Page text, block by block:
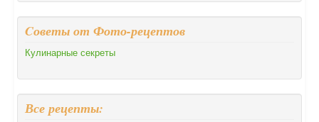
Cоветы от Фото-рецептов
Кулинарные секреты
Все рецепты: